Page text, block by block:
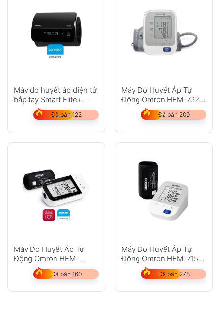
Máy đo huyết áp điện tử
bắp tay Smart Elite+
HEM-7600T
Đã bán 122
Máy Đo Huyết Áp Tự
Động Omron HEM-7322
(Nhật Bản)
Đã bán 209
Máy Đo Huyết Áp Tự
Động Omron HEM-
7361T Nhật Bản
Đã bán 160
Máy Đo Huyết Áp Tự
Động Omron HEM-7156
Nhật Bản
Đã bán 278